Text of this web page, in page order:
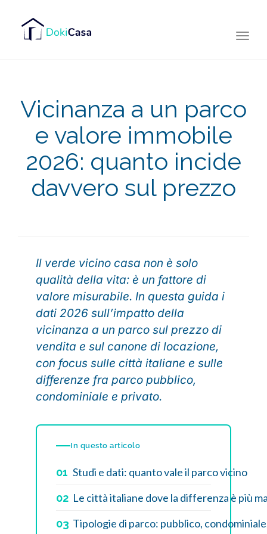
Vicinanza a un parco
e valore immobile
2026: quanto incide
davvero sul prezzo
Il verde vicino casa non è solo
qualità della vita: è un fattore di
valore misurabile. In questa guida i
dati 2026 sull’impatto della
vicinanza a un parco sul prezzo di
vendita e sul canone di locazione,
con focus sulle città italiane e sulle
differenze fra parco pubblico,
condominiale e privato.
In questo articolo
01 Studi e dati: quanto vale il parco vicino
02 Le città italiane dove la differenza è più
03 Tipologie di parco: pubblico,